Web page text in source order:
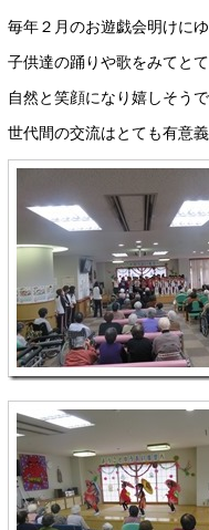
毎年２月のお遊戯会明けに
子供達の踊りや歌をみてと
自然と笑顔になり嬉しそうで
世代間の交流はとても有意義